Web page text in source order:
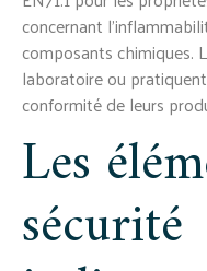
concernant
composants chimiques.
laboratoire ou
conformité de leurs
Les
sécurité